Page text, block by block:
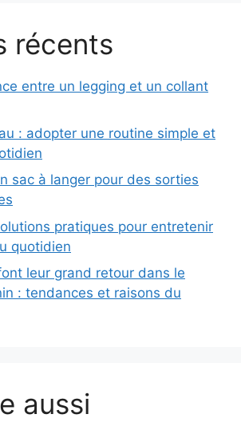
récents
entre un legging et un collant
: adopter une routine simple et
sac à langer pour des sorties
pratiques pour entretenir
quotidien
leur grand retour dans le
: tendances et raisons du
aussi